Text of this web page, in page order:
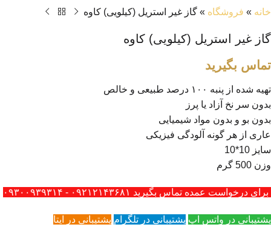
خانه » فروشگاه » گاز غیر‌ استریل (کیلویی) کاوه
گاز غیر‌ استریل (کیلویی) کاوه
تماس بگیرید
تهیه شده از پنبه ۱۰۰ درصد طبیعی و خالص
بدون سر نخ آزاد یا پرز
بدون بو و بدون مواد شیمیایی
عاری از هر گونه آلودگی فیزیکی
سایز 10*10
وزن 500 گرم
برای درخواست عمده تماس بگیرید ۰۹۲۱۲۱۴۳۶۸۱ - ۰۹۳۰۰۹۳۹۳۱۴
پشتیبانی در واتس اپ پشتیبانی در تلگرام پشتیبانی در ایتا